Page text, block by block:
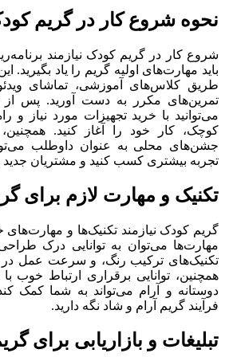
نحوه شروع کار در گریم
شروع کار در گریم کودک نیازمند
باید مهارت‌های اولیه گریم را یاد بگیرید.
طریق کلاس‌های آموزشی، تماشای
تمرین‌های مکرر به دست آورید. پس
می‌توانید با خرید تجهیزات مورد نیاز و
کوچک، کار خود را آغاز کنید.
جشن‌های محلی به عنوان داوطلب
تجربه بیشتری کسب کنید و مشتریان
تکنیک و مهارت لازم برای
گریم کودک نیازمند تکنیک‌ها و
مهارت‌ها می‌توان به توانایی درک
تکنیک‌های ترکیب رنگ، و سرعت عمل در
همچنین، توانایی برقراری ارتباط خوب
دوستانه و آرام می‌تواند به شما کمک
فرآیند گریم آرام و شاد نگه دارید.
تبلیغات و بازاریابی برای